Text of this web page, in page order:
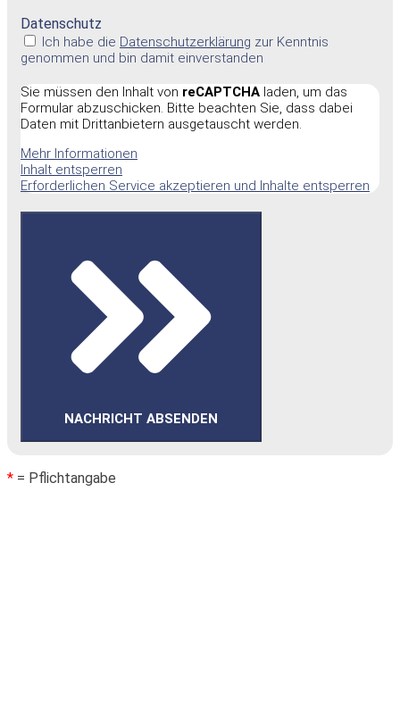
Datenschutz
Ich habe die Datenschutzerklärung zur Kenntnis
genommen und bin damit einverstanden
Sie müssen den Inhalt von reCAPTCHA laden, um das
Formular abzuschicken. Bitte beachten Sie, dass dabei
Daten mit Drittanbietern ausgetauscht werden.
Mehr Informationen
Inhalt entsperren
Erforderlichen Service akzeptieren und Inhalte entsperren
NACHRICHT ABSENDEN
* = Pflichtangabe